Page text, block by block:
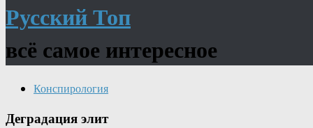
Русский Топ
всё самое интересное
Конспирология
Деградация элит